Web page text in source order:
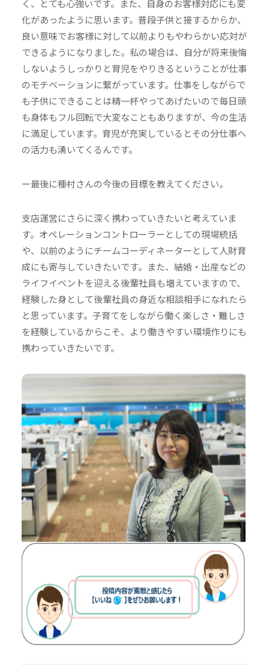
く、とても心強いです。また、自身のお客様対応にも変
化があったように思います。普段子供と接するからか、
良い意味でお客様に対して以前よりもやわらかい応対が
できるようになりました。私の場合は、自分が将来後悔
しないようしっかりと育児をやりきるということが仕事
のモチベーションに繋がっています。仕事をしながらで
も子供にできることは精一杯やってあげたいので毎日頭
も身体もフル回転で大変なこともありますが、今の生活
に満足しています。育児が充実しているとその分仕事へ
の活力も湧いてくるんです。
ー最後に種村さんの今後の目標を教えてください。
支店運営にさらに深く携わっていきたいと考えていま
す。オペレーションコントローラーとしての現場統括
や、以前のようにチームコーディネーターとして人財育
成にも寄与していきたいです。また、結婚・出産などの
ライフイベントを迎える後輩社員も増えていますので、
経験した身として後輩社員の身近な相談相手になれたら
と思っています。子育てをしながら働く楽しさ・難しさ
を経験しているからこそ、より働きやすい環境作りにも
携わっていきたいです。